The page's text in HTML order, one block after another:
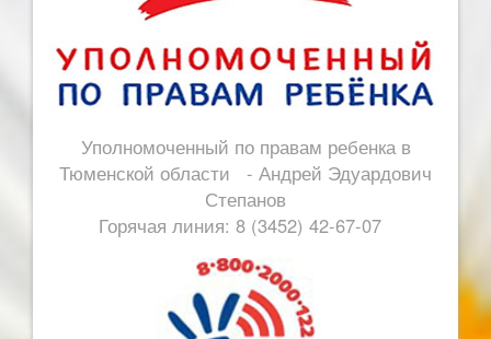
Уполномоченный по правам ребенка в
Тюменской области - Андрей Эдуардович
Степанов
Горячая линия: 8 (3452) 42-67-07